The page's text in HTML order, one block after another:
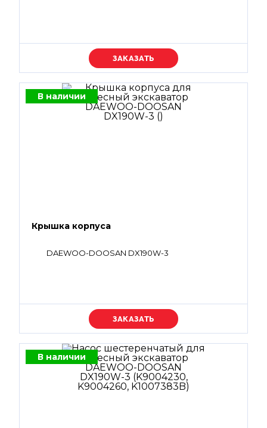
Уточняйте цену
В наличии
Крышка корпуса
DAEWOO-DOOSAN DX190W-3
Уточняйте цену
В наличии